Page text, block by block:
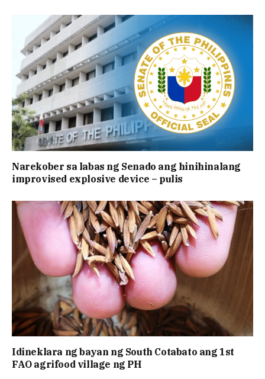
Narekober sa labas ng Senado ang hinihinalang
improvised explosive device – pulis
Idineklara ng bayan ng South Cotabato ang 1st
FAO agrifood village ng PH